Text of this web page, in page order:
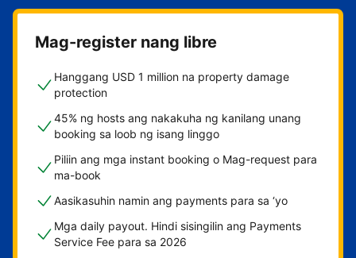
Mag-register nang libre
Hanggang USD 1 million na property damage
protection
45% ng hosts ang nakakuha ng kanilang unang
booking sa loob ng isang linggo
Piliin ang mga instant booking o Mag-request para
ma-book
Aasikasuhin namin ang payments para sa ‘yo
Mga daily payout. Hindi sisingilin ang Payments
Service Fee para sa 2026